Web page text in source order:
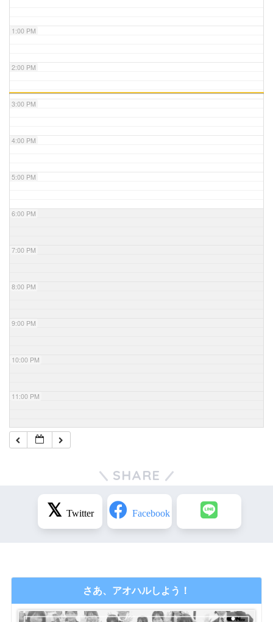
1:00 PM
2:00 PM
3:00 PM
4:00 PM
5:00 PM
6:00 PM
7:00 PM
8:00 PM
9:00 PM
10:00 PM
11:00 PM
SHARE
さあ、アオハルしよう！